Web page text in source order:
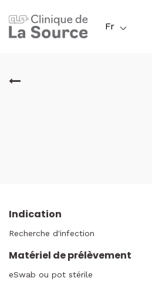
au
contenu
Fr
Indication
Recherche d'infection
Matériel de prélèvement
eSwab ou pot stérile